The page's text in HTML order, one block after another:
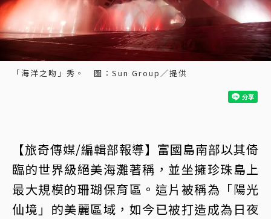
「海洋之吻」秀。 圖：Sun Group／提供
【旅奇傳媒/編輯部報導】富國島南部以其倚
臨的世界級絕美海灘著稱，並坐擁珍珠島上
最大規模的珊瑚保育區。這片被稱為「陽光
仙境」的美麗區域，如今已被打造成為日夜